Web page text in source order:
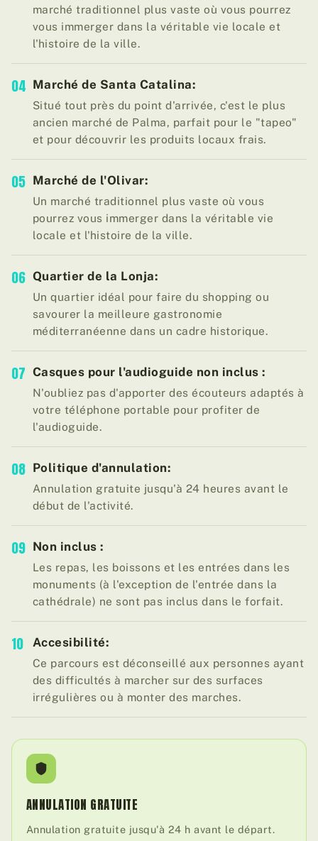
marché traditionnel plus vaste où vous pourrez
vous immerger dans la véritable vie locale et
l'histoire de la ville.
04 Marché de Santa Catalina:
Situé tout près du point d'arrivée, c'est le plus
ancien marché de Palma, parfait pour le "tapeo"
et pour découvrir les produits locaux frais.
05 Marché de l'Olivar:
Un marché traditionnel plus vaste où vous
pourrez vous immerger dans la véritable vie
locale et l'histoire de la ville.
06 Quartier de la Lonja:
Un quartier idéal pour faire du shopping ou
savourer la meilleure gastronomie
méditerranéenne dans un cadre historique.
07 Casques pour l'audioguide non inclus :
N'oubliez pas d'apporter des écouteurs adaptés à
votre téléphone portable pour profiter de
l'audioguide.
08 Politique d'annulation:
Annulation gratuite jusqu'à 24 heures avant le
début de l'activité.
09 Non inclus :
Les repas, les boissons et les entrées dans les
monuments (à l'exception de l'entrée dans la
cathédrale) ne sont pas inclus dans le forfait.
10 Accesibilité:
Ce parcours est déconseillé aux personnes ayant
des difficultés à marcher sur des surfaces
irrégulières ou à monter des marches.
ANNULATION GRATUITE
Annulation gratuite jusqu'à 24 h avant le départ.